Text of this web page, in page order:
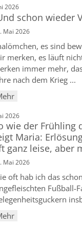
2026:
schon wieder
Mai 2026
es sind
merken, es läuft
immer mehr,
nach dem Krieg ...
2026:
wie der Frühling
Maria:
ganz leise, aber
Mai 2026
oft hab ich das
Fußball-